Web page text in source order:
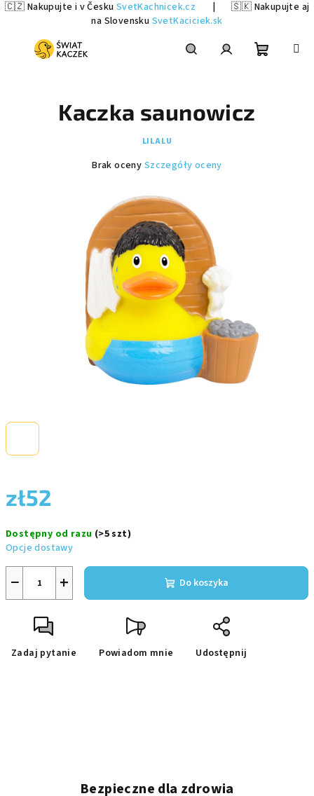
🇨🇿 Nakupujte i v Česku SvetKachnicek.cz
🇸🇰 Nakupujte aj
na Slovensku SvetKaciciek.sk
się
zł52
jednostkowa:
Dostępny od razu (>5 szt)
Opcje dostawy
+
− Do koszyka
Zadaj pytanie Powiadom mnie Udostępnij
Kaczka saunowicz
LILALU
Średnia
wynosi
0,0
na
5
gwiazdek.
Brak oceny Szczegóły oceny
Bezpieczne dla zdrowia